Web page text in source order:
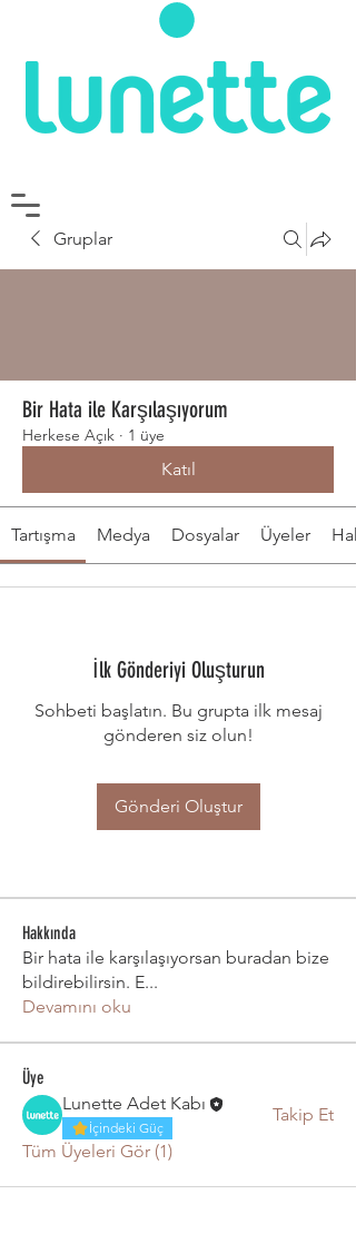
Gruplar
Bir Hata ile Karşılaşıyorum
Herkese Açık · 1 üye
Katıl
Tartışma Medya Dosyalar Üyeler
İlk Gönderiyi Oluşturun
Sohbeti başlatın. Bu grupta ilk mesaj
gönderen siz olun!
Gönderi Oluştur
Hakkında
Bir hata ile karşılaşıyorsan buradan bize
bildirebilirsin. E...
Devamını oku
Üye
Lunette Adet Kabı
İçindeki Güç
Takip Et
Tüm Üyeleri Gör (1)